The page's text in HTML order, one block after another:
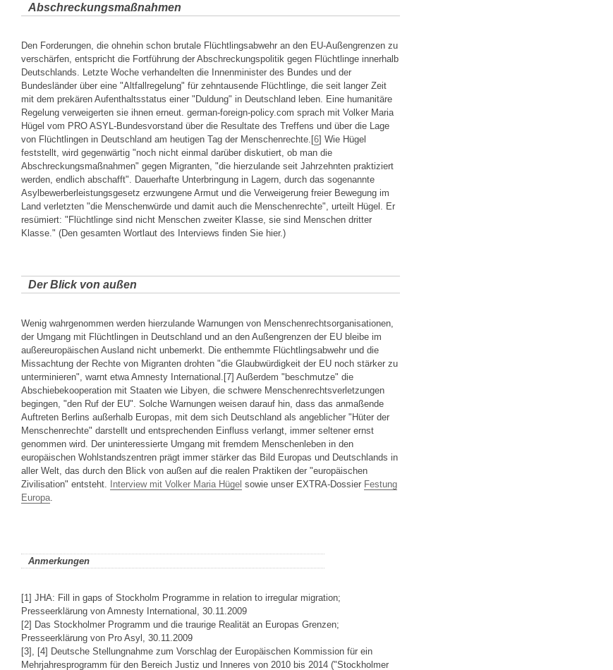
Abschreckungsmaßnahmen
Den Forderungen, die ohnehin schon brutale Flüchtlingsabwehr an den EU-Außengrenzen zu
verschärfen, entspricht die Fortführung der Abschreckungspolitik gegen Flüchtlinge innerhalb
Deutschlands. Letzte Woche verhandelten die Innenminister des Bundes und der
Bundesländer über eine "Altfallregelung" für zehntausende Flüchtlinge, die seit langer Zeit
mit dem prekären Aufenthaltsstatus einer "Duldung" in Deutschland leben. Eine humanitäre
Regelung verweigerten sie ihnen erneut. german-foreign-policy.com sprach mit Volker Maria
Hügel vom PRO ASYL-Bundesvorstand über die Resultate des Treffens und über die Lage
von Flüchtlingen in Deutschland am heutigen Tag der Menschenrechte.[6] Wie Hügel
feststellt, wird gegenwärtig "noch nicht einmal darüber diskutiert, ob man die
Abschreckungsmaßnahmen" gegen Migranten, "die hierzulande seit Jahrzehnten praktiziert
werden, endlich abschafft". Dauerhafte Unterbringung in Lagern, durch das sogenannte
Asylbewerberleistungsgesetz erzwungene Armut und die Verweigerung freier Bewegung im
Land verletzten "die Menschenwürde und damit auch die Menschenrechte", urteilt Hügel. Er
resümiert: "Flüchtlinge sind nicht Menschen zweiter Klasse, sie sind Menschen dritter
Klasse." (Den gesamten Wortlaut des Interviews finden Sie hier.)
Der Blick von außen
Wenig wahrgenommen werden hierzulande Warnungen von Menschenrechtsorganisationen,
der Umgang mit Flüchtlingen in Deutschland und an den Außengrenzen der EU bleibe im
außereuropäischen Ausland nicht unbemerkt. Die enthemmte Flüchtlingsabwehr und die
Missachtung der Rechte von Migranten drohten "die Glaubwürdigkeit der EU noch stärker zu
unterminieren", warnt etwa Amnesty International.[7] Außerdem "beschmutze" die
Abschiebekooperation mit Staaten wie Libyen, die schwere Menschenrechtsverletzungen
begingen, "den Ruf der EU". Solche Warnungen weisen darauf hin, dass das anmaßende
Auftreten Berlins außerhalb Europas, mit dem sich Deutschland als angeblicher "Hüter der
Menschenrechte" darstellt und entsprechenden Einfluss verlangt, immer seltener ernst
genommen wird. Der uninteressierte Umgang mit fremdem Menschenleben in den
europäischen Wohlstandszentren prägt immer stärker das Bild Europas und Deutschlands in
aller Welt, das durch den Blick von außen auf die realen Praktiken der "europäischen
Zivilisation" entsteht. Interview mit Volker Maria Hügel sowie unser EXTRA-Dossier Festung
Europa
Anmerkungen
[1] JHA: Fill in gaps of Stockholm Programme in relation to irregular migration;
Presseerklärung von Amnesty International, 30.11.2009
[2] Das Stockholmer Programm und die traurige Realität an Europas Grenzen;
Presseerklärung von Pro Asyl, 30.11.2009
[3], [4] Deutsche Stellungnahme zum Vorschlag der Europäischen Kommission für ein
Mehrjahresprogramm für den Bereich Justiz und Inneres von 2010 bis 2014 ("Stockholmer